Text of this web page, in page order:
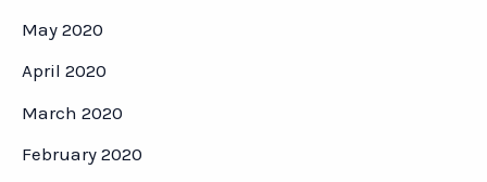
May 2020
April 2020
March 2020
February 2020